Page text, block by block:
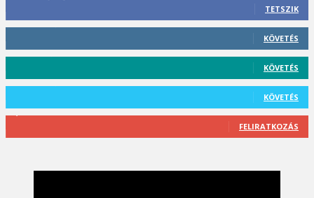
TETSZIK
KÖVETÉS
KÖVETÉS
KÖVETÉS
FELIRATKOZÁS